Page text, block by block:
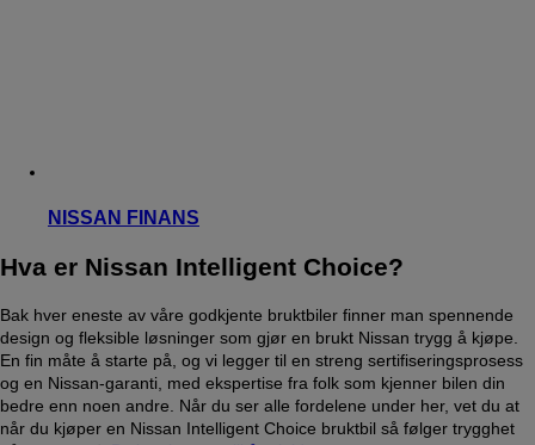
NISSAN FINANS
Hva er Nissan Intelligent Choice?
Bak hver eneste av våre godkjente bruktbiler finner man spennende
design og fleksible løsninger som gjør en brukt Nissan trygg å kjøpe.
En fin måte å starte på, og vi legger til en streng sertifiseringsprosess
og en Nissan-garanti, med ekspertise fra folk som kjenner bilen din
bedre enn noen andre. Når du ser alle fordelene under her, vet du at
når du kjøper en Nissan Intelligent Choice bruktbil så følger trygghet